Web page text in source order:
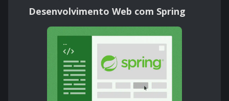
Desenvolvimento Web com Spring